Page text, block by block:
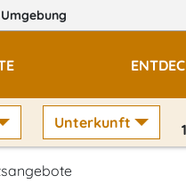
Unterkunft 1